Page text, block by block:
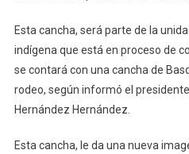
Esta cancha, será parte de la
indígena que está en proceso de
se contará con una cancha de
rodeo, según informó el
Hernández Hernández.
Esta cancha, le da una nueva